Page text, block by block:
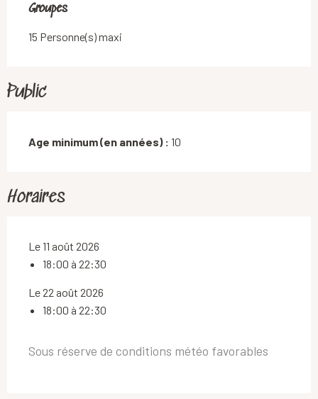
Groupes
Groupes
15 Personne(s) maxi
Public
Age minimum (en années) : 10
Horaires
Le 11 août 2026
18:00 à 22:30
Le 22 août 2026
18:00 à 22:30
Sous réserve de conditions météo favorables